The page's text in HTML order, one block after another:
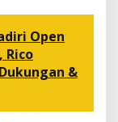
Open
Rico
&